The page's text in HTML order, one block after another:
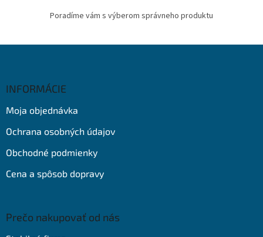
Poradíme vám s výberom správneho produktu
INFORMÁCIE
Moja objednávka
Ochrana osobných údajov
Obchodné podmienky
Cena a spôsob dopravy
Prečo nakupovať od nás